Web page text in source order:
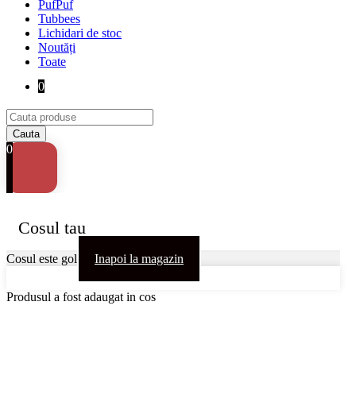
PufPuf
Tubbees
Lichidari de stoc
Noutăți
Toate
0
0
Cosul tau
Cosul este gol Inapoi la magazin
Produsul a fost adaugat in cos